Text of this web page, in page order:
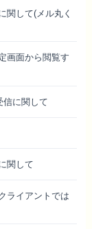
関して(メル丸く
画面から閲覧す
信に関して
関して
ライアントでは